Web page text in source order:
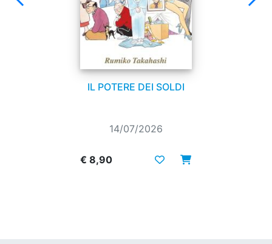
IL POTERE DEI SOLDI
14/07/2026
€ 8,90